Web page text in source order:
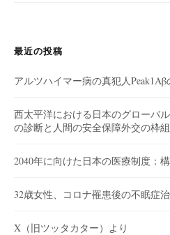
最近の投稿
アルツハイマー病の真犯人Peak1Aβ
西太平洋における日本のグローバ
の診断と人間の安全保障外交の枠
2040年に向けた日本の医療制度：
32歳女性、コロナ罹患後の不眠症
X（旧ツッタカター）より